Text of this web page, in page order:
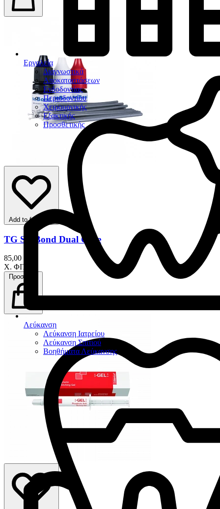
Εργαλεία
Διαγνωστικά
Αποκαταστάσεων
Ενδοδοντίας
Περιοδοντίου
Χειρουργικής
Εξακτικής
Προσθετικής
Λεύκανση
Λεύκανση Ιατρείου
Λεύκανση Σπιτιού
Βοηθήματα Λεύκανσης
Add to favorites
TG SE Bond Dual Cure
85,00 €
Χ. ΦΠΑ
Προσθήκη